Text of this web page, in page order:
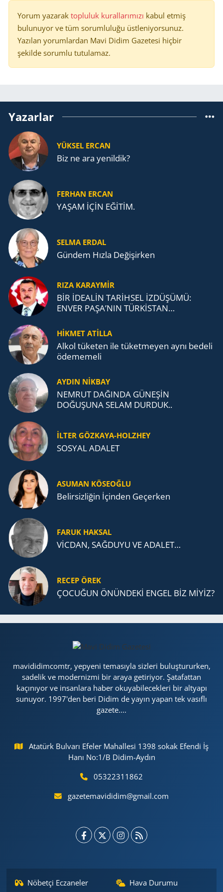
Yorum yazarak topluluk kurallarımızı kabul etmiş
bulunuyor ve tüm sorumluluğu üstleniyorsunuz.
Yazılan yorumlardan Mavi Didim Gazetesi hiçbir
şekilde sorumlu tutulamaz.
Yazarlar
YÜKSEL ERCAN
Biz ne ara yenildik?
FERHAN ERCAN
YAŞAM İÇİN EĞİTİM.
SELMA ERDAL
Gündem Hızla Değişirken
RIZA KARAYMIR
BİR İDEALİN TARİHSEL İZDÜŞÜMÜ:
ENVER PAŞA’NIN TÜRKİSTAN
TEŞKİLATI’NA UZANAN MİRASI
HİKMET ATİLLA
Alkol tü­ke­ten ile tü­ket­me­yen aynı be­de­li
öde­me­me­li
AYDIN NİKBAY
NEMRUT DAĞINDA GÜNEŞİN
DOĞUŞUNA SELAM DURDUK..
İLTER GÖZKAYA-HOLZHEY
SOSYAL ADALET
ASUMAN KÖSEOĞLU
Belirsizliğin İçinden Geçerken
FARUK HAKSAL
VİCDAN, SAĞ­DU­YU VE ADA­LET…
RECEP ÖREK
ÇOCUĞUN ÖNÜNDEKİ ENGEL BİZ MİYİZ?
mavididimcomtr, yepyeni temasıyla sizleri buluştururken,
sadelik ve modernizmi bir araya getiriyor. Şatafattan
kaçınıyor ve insanlara haber okuyabilecekleri bir altyapı
sunuyor. 1997'den beri Didim de yayın yapan tek vasıflı
gazete....
Atatürk Bulvarı Efeler Mahallesi 1398 sokak Efendi İş
Hanı No:1/B Didim-Aydın
05322311862
gazetemavididim@gmail.com
Nöbetçi Eczaneler Hava Durumu